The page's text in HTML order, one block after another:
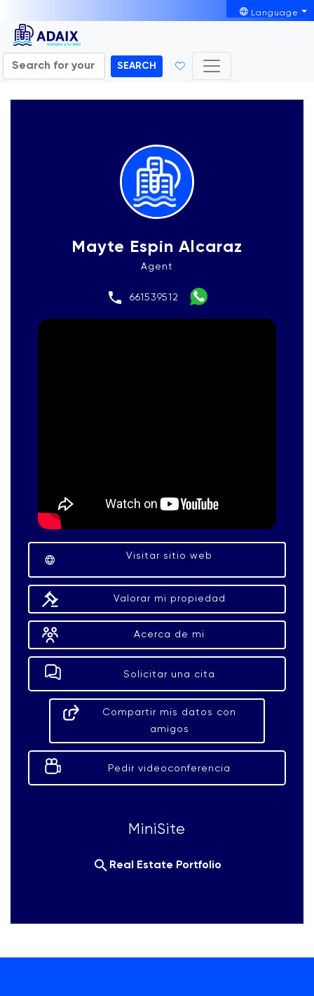
Language
SEARCH
Mayte Espin Alcaraz
Agent
661539512
Visitar sitio web
Valorar mi propiedad
Acerca de mi
Solicitar una cita
Compartir mis datos con
amigos
Pedir videoconferencia
MiniSite
Real Estate Portfolio